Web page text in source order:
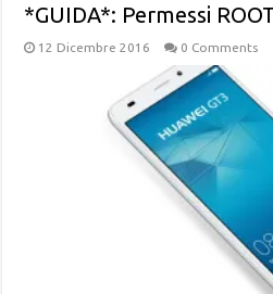
*GUIDA*: Permessi
12 Dicembre 2016 0 Comments